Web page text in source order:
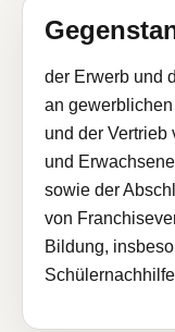
der Erwerb und
an
und der
und
sowie der
von
Bildung,